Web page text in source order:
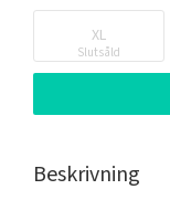
XL
Slutsåld
Beskrivning